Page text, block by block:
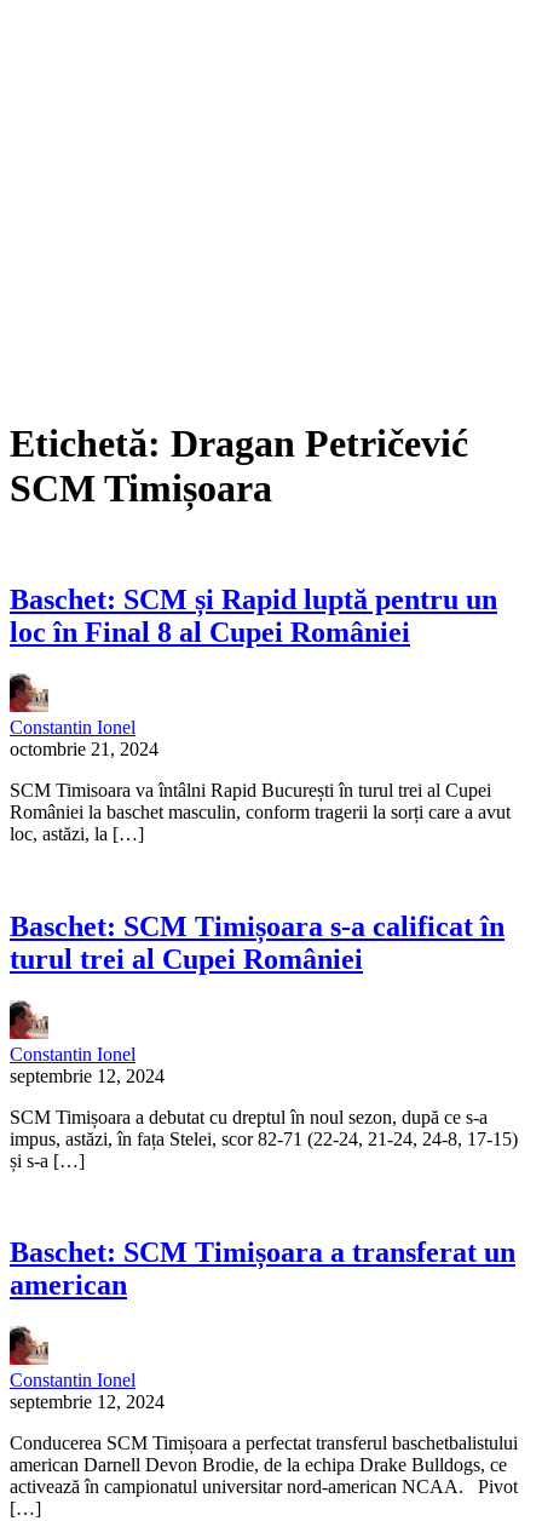
Etichetă: Dragan Petričević
SCM Timișoara
Baschet: SCM și Rapid luptă pentru un
loc în Final 8 al Cupei României
Constantin Ionel
octombrie 21, 2024
SCM Timisoara va întâlni Rapid București în turul trei al Cupei
României la baschet masculin, conform tragerii la sorți care a avut
loc, astăzi, la […]
Baschet: SCM Timișoara s-a calificat în
turul trei al Cupei României
Constantin Ionel
septembrie 12, 2024
SCM Timișoara a debutat cu dreptul în noul sezon, după ce s-a
impus, astăzi, în fața Stelei, scor 82-71 (22-24, 21-24, 24-8, 17-15)
și s-a […]
Baschet: SCM Timișoara a transferat un
american
Constantin Ionel
septembrie 12, 2024
Conducerea SCM Timișoara a perfectat transferul baschetbalistului
american Darnell Devon Brodie, de la echipa Drake Bulldogs, ce
activează în campionatul universitar nord-american NCAA. Pivot
[…]